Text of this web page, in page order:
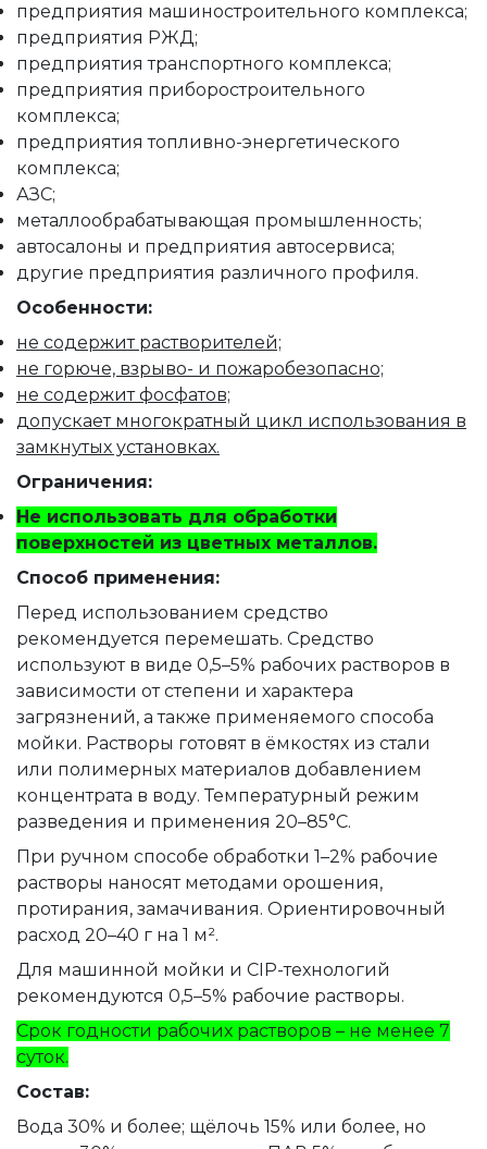
предприятия машиностроительного комплекса;
предприятия РЖД;
предприятия транспортного комплекса;
предприятия приборостроительного
комплекса;
предприятия топливно-энергетического
комплекса;
АЗС;
металлообрабатывающая промышленность;
автосалоны и предприятия автосервиса;
другие предприятия различного профиля.
Особенности:
не содержит растворителей;
не горюче, взрыво- и пожаробезопасно;
не содержит фосфатов;
допускает многократный цикл использования в
замкнутых установках.
Ограничения:
Не использовать для обработки
поверхностей из цветных металлов.
Способ применения:
Перед использованием средство
рекомендуется перемешать. Средство
используют в виде 0,5–5% рабочих растворов в
зависимости от степени и характера
загрязнений, а также применяемого способа
мойки. Растворы готовят в ёмкостях из стали
или полимерных материалов добавлением
концентрата в воду. Температурный режим
разведения и применения 20–85°C.
При ручном способе обработки 1–2% рабочие
растворы наносят методами орошения,
протирания, замачивания. Ориентировочный
расход 20–40 г на 1 м².
Для машинной мойки и CIP-технологий
рекомендуются 0,5–5% рабочие растворы.
Срок годности рабочих растворов – не менее 7
суток.
Состав:
Вода 30% и более; щёлочь 15% или более, но